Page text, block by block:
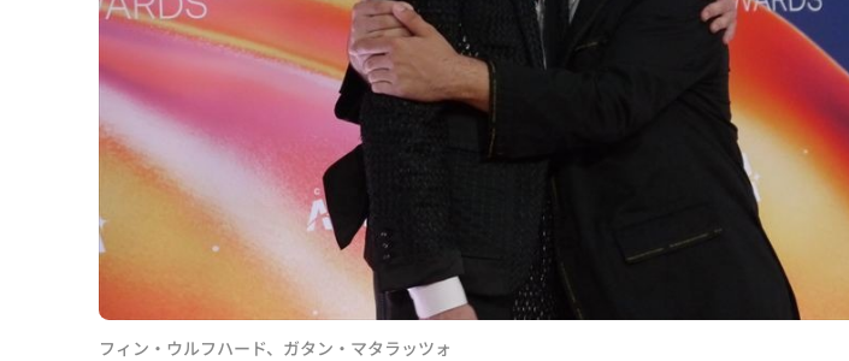
フィン・ウルフハード、ガタン・マタラッツォ